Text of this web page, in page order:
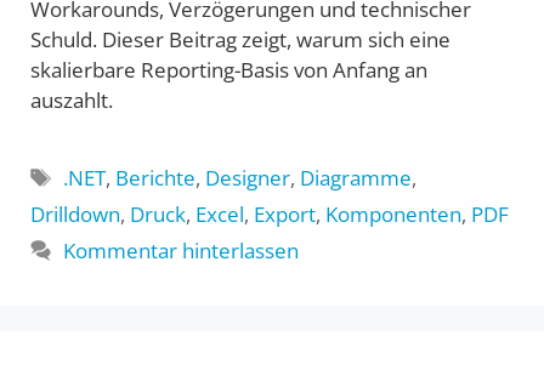
Workarounds, Verzögerungen und technischer
Schuld. Dieser Beitrag zeigt, warum sich eine
skalierbare Reporting-Basis von Anfang an
auszahlt.
Schlagwörter
.NET, Berichte, Designer, Diagramme,
Drilldown, Druck, Excel, Export, Komponenten, PDF
Kommentar hinterlassen